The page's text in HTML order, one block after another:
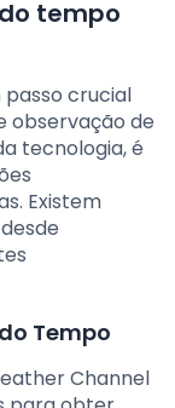
tempo
crucial
observação de
tecnologia, é
Existem
Tempo
Channel